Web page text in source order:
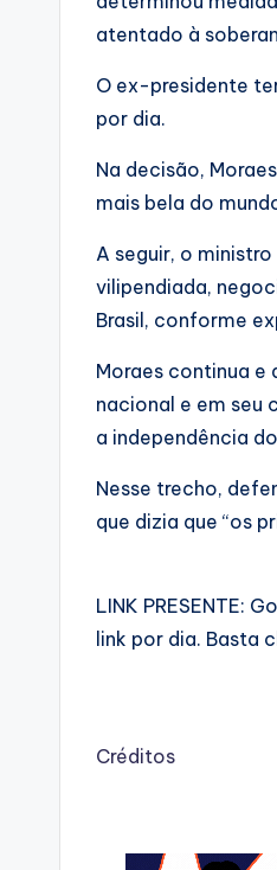
atentado à
O ex-presidente
por dia.
Na decisão,
mais bela do
A seguir, o
vilipendiada,
Brasil, conforme
Moraes continua e
nacional e em seu
a independência
Nesse trecho,
que dizia que “os
LINK PRESENTE:
link por dia. Basta
Créditos